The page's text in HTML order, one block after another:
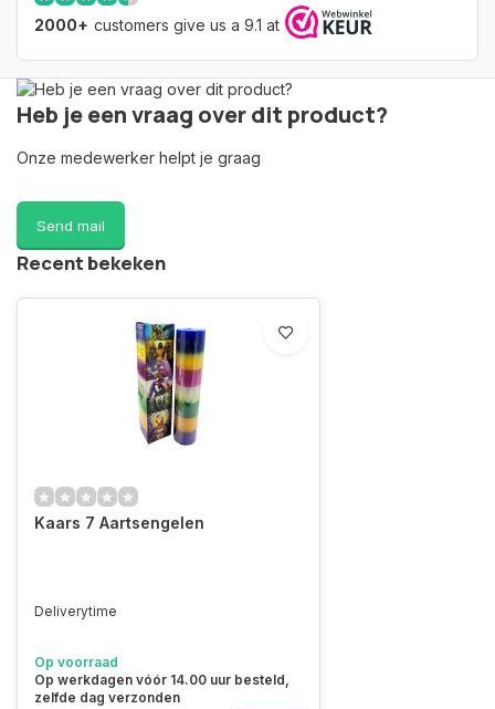
2000+ customers give us a 9.1 at
Heb je een vraag over dit product?
Onze medewerker helpt je graag
Send mail
Recent bekeken
Kaars 7 Aartsengelen
Deliverytime
Op voorraad
Op werkdagen vóór 14.00 uur besteld,
zelfde dag verzonden